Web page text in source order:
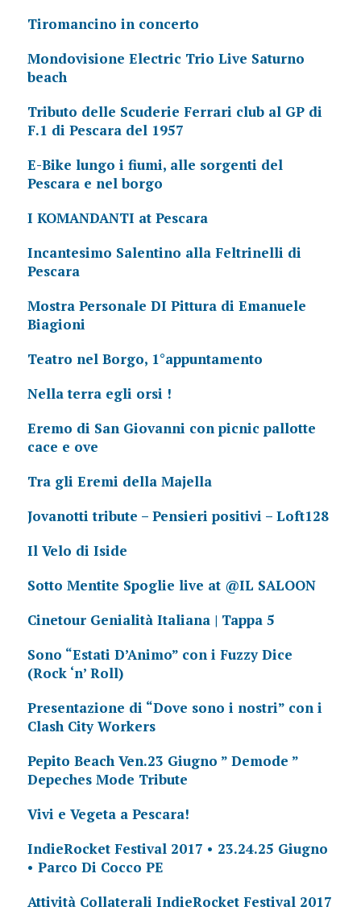
Tiromancino in concerto
Mondovisione Electric Trio Live Saturno
beach
Tributo delle Scuderie Ferrari club al GP di
F.1 di Pescara del 1957
E-Bike lungo i fiumi, alle sorgenti del
Pescara e nel borgo
I KOMANDANTI at Pescara
Incantesimo Salentino alla Feltrinelli di
Pescara
Mostra Personale DI Pittura di Emanuele
Biagioni
Teatro nel Borgo, 1°appuntamento
Nella terra egli orsi !
Eremo di San Giovanni con picnic pallotte
cace e ove
Tra gli Eremi della Majella
Jovanotti tribute – Pensieri positivi – Loft128
Il Velo di Iside
Sotto Mentite Spoglie live at @IL SALOON
Cinetour Genialità Italiana | Tappa 5
Sono “Estati D’Animo” con i Fuzzy Dice
(Rock ‘n’ Roll)
Presentazione di “Dove sono i nostri” con i
Clash City Workers
Pepito Beach Ven.23 Giugno ” Demode ”
Depeches Mode Tribute
Vivi e Vegeta a Pescara!
IndieRocket Festival 2017 • 23.24.25 Giugno
• Parco Di Cocco PE
Attività Collaterali IndieRocket Festival 2017